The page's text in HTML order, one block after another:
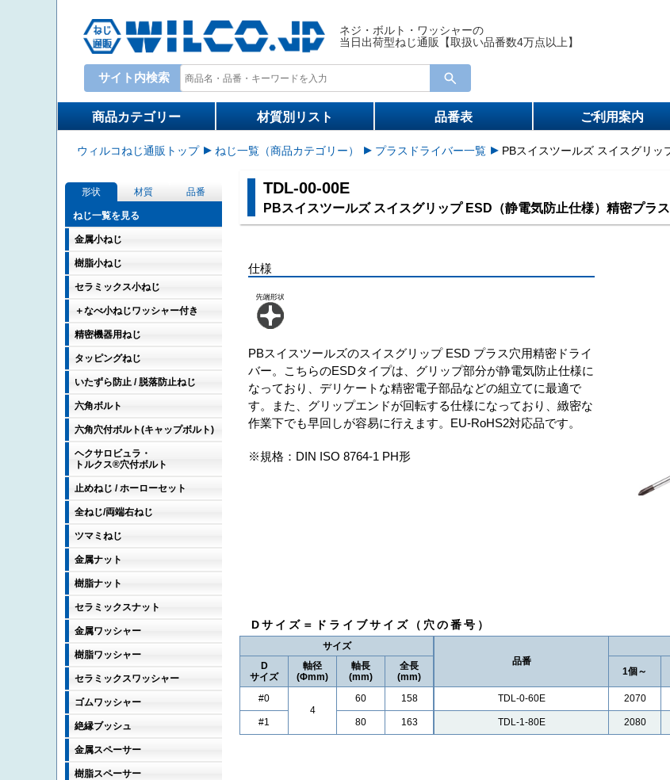
ネジ・ボルト・ワッシャーの
当日出荷型ねじ通販【取扱い品番数4万点以上】
商品カテゴリー 材質別リスト 品番表 ご利用案内
サイト内検索 Write your search query here
ウィルコねじ通販トップ ねじ一覧（商品カテゴリー） プラスドライバー一覧 PBスイスツールズ スイスグリッ
形状 材質 品番
ねじ一覧を見る
金属小ねじ
樹脂小ねじ
セラミックス小ねじ
＋なべ小ねじワッシャー付き
精密機器用ねじ
タッピングねじ
いたずら防止 / 脱落防止ねじ
六角ボルト
六角穴付ボルト(キャップボルト)
ヘクサロビュラ・
トルクス®穴付ボルト
止めねじ / ホーローセット
全ねじ/両端右ねじ
ツマミねじ
金属ナット
樹脂ナット
セラミックスナット
金属ワッシャー
樹脂ワッシャー
セラミックスワッシャー
ゴムワッシャー
絶縁ブッシュ
金属スペーサー
樹脂スペーサー
TDL-00-00E
PBスイスツールズ スイスグリップ ESD（静電気防止仕様）精密プラ
仕様
PBスイスツールズのスイスグリップ ESD プラス穴用精密ドライ
バー。こちらのESDタイプは、グリップ部分が静電気防止仕様に
なっており、デリケートな精密電子部品などの組立てに最適で
す。また、グリップエンドが回転する仕様になっており、緻密な
作業下でも早回しが容易に行えます。EU-RoHS2対応品です。
※規格：DIN ISO 8764-1 PH形
Dサイズ＝ドライブサイズ（穴の番号）
サイズ
品番
D
サイズ
軸径
(Φmm)
軸長
(mm)
全長
(mm)
1個～
#0
4
60 158 TDL-0-60E 2070
#1 80 163 TDL-1-80E 2080